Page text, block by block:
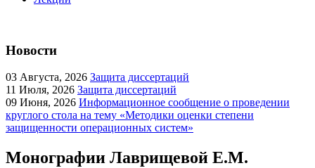
Новости
03 Августа, 2026 Защита диссертаций
11 Июля, 2026 Защита диссертаций
09 Июня, 2026 Информационное сообщение о проведении
круглого стола на тему «Методики оценки степени
защищенности операционных систем»
Монографии Лаврищевой Е.М.